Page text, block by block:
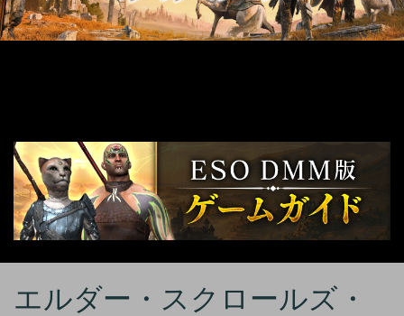
エルダー・スクロールズ・